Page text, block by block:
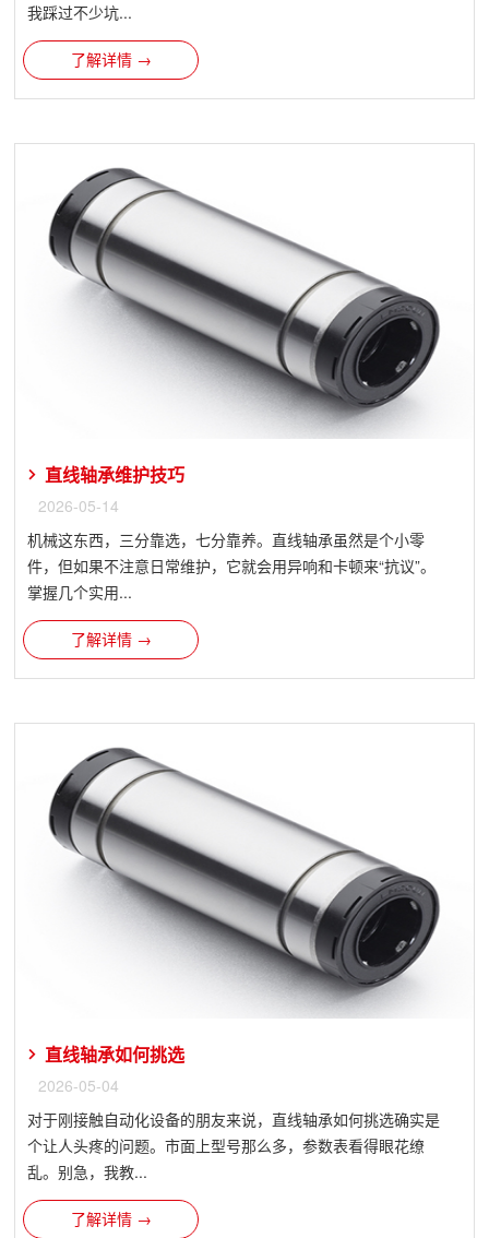
我踩过不少坑...
了解详情 →
直线轴承维护技巧
2026-05-14
机械这东西，三分靠选，七分靠养。直线轴承虽然是个小零
件，但如果不注意日常维护，它就会用异响和卡顿来“抗议”。
掌握几个实用...
了解详情 →
直线轴承如何挑选
2026-05-04
对于刚接触自动化设备的朋友来说，直线轴承如何挑选确实是
个让人头疼的问题。市面上型号那么多，参数表看得眼花缭
乱。别急，我教...
了解详情 →